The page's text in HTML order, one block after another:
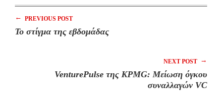
← PREVIOUS POST
Το στίγμα της εβδομάδας
NEXT POST →
VenturePulse της KPMG: Μείωση όγκου
συναλλαγών VC